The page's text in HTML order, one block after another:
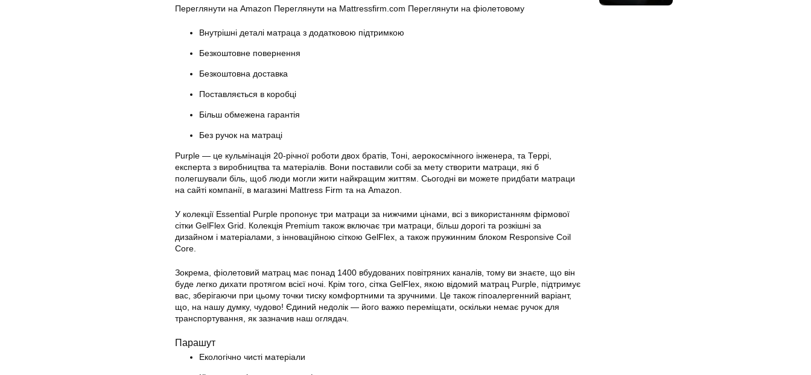
Переглянути на Amazon Переглянути на Mattressfirm.com Переглянути на фіолетовому
Внутрішні деталі матраца з додатковою підтримкою
Безкоштовне повернення
Безкоштовна доставка
Поставляється в коробці
Більш обмежена гарантія
Без ручок на матраці
Purple — це кульмінація 20-річної роботи двох братів, Тоні, аерокосмічного інженера, та Террі,
експерта з виробництва та матеріалів. Вони поставили собі за мету створити матраци, які б
полегшували біль, щоб люди могли жити найкращим життям. Сьогодні ви можете придбати матраци
на сайті компанії, в магазині Mattress Firm та на Amazon.
У колекції Essential Purple пропонує три матраци за нижчими цінами, всі з використанням фірмової
сітки GelFlex Grid. Колекція Premium також включає три матраци, більш дорогі та розкішні за
дизайном і матеріалами, з інноваційною сіткою GelFlex, а також пружинним блоком Responsive Coil
Core.
Зокрема, фіолетовий матрац має понад 1400 вбудованих повітряних каналів, тому ви знаєте, що він
буде легко дихати протягом всієї ночі. Крім того, сітка GelFlex, якою відомий матрац Purple, підтримує
вас, зберігаючи при цьому точки тиску комфортними та зручними. Це також гіпоалергенний варіант,
що, на нашу думку, чудово! Єдиний недолік — його важко переміщати, оскільки немає ручок для
транспортування, як зазначив наш оглядач.
Парашут
Екологічно чисті матеріали